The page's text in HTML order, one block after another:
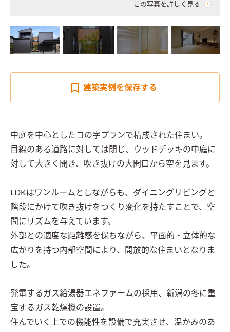
この写真を詳しく見る
建築実例を保存する
中庭を中心としたコの字プランで構成された住まい。
目線のある道路に対しては閉じ、ウッドデッキの中庭に
対して大きく開き、吹き抜けの大開口から空を見ます。
LDKはワンルームとしながらも、ダイニングリビングと
階段にかけて吹き抜けをつくり変化を持たすことで、空
間にリズムを与えています。
外部との適度な距離感を保ちながら、平面的・立体的な
広がりを持つ内部空間により、開放的な住まいとなりま
した。
発電するガス給湯器エネファームの採用、新潟の冬に重
宝するガス乾燥機の設置。
住んでいく上での機能性を設備で充実させ、温かみのあ